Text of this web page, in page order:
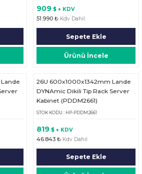
909 $ + KDV
51.990 ₺ Kdv Dahil
Sepete Ekle
Ürünü İncele
26U 600x1000x1342mm Lande
DYNAmic Dikili Tip Rack Server
Kabinet (PDDM2661)
STOK KODU : HP-PDDM2661
819 $ + KDV
46.843 ₺ Kdv Dahil
Sepete Ekle